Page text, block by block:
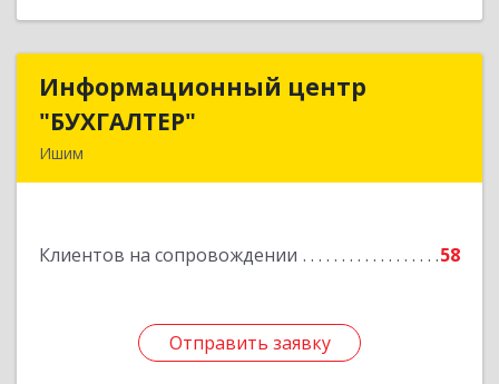
Информационный центр
"БУХГАЛТЕР"
Ишим
Клиентов на сопровождении 58
Отправить заявку
Информационный центр
Подробнее
Отправить заявку